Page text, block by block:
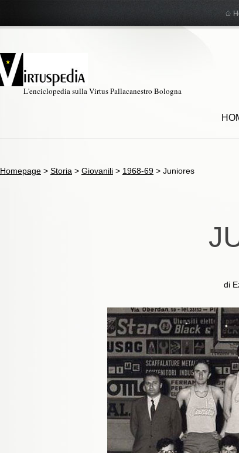
L'enciclopedia sulla Virtus Pallacanestro Bologna
Homepage > Storia > Giovanili > 1968-69 > Juniores
di